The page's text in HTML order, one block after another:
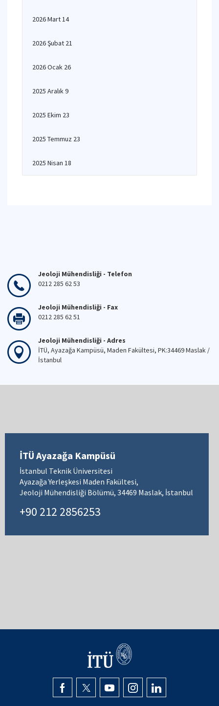
2026 Mart 14
2026 Şubat 21
2026 Ocak 26
2025 Aralık 9
2025 Ekim 23
2025 Temmuz 23
2025 Nisan 18
Jeoloji Mühendisliği - Telefon
0212 285 62 53
Jeoloji Mühendisliği - Fax
0212 285 62 51
Jeoloji Mühendisliği - Adres
İTÜ, Ayazağa Kampüsü, Maden Fakültesi, PK:34469 Maslak /
İstanbul
İTÜ Ayazağa Kampüsü
İstanbul Teknik Üniversitesi
Ayazağa Yerleşkesi Maden Fakültesi,
Jeoloji Mühendisliği Bölümü, 34469 Maslak, İstanbul
+90 212 2856253